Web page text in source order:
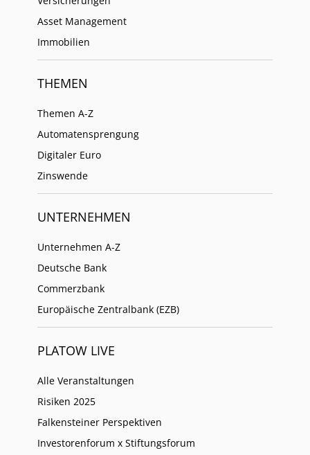
Asset Management
Immobilien
THEMEN
Themen A-Z
Automatensprengung
Digitaler Euro
Zinswende
UNTERNEHMEN
Unternehmen A-Z
Deutsche Bank
Commerzbank
Europäische Zentralbank (EZB)
PLATOW LIVE
Alle Veranstaltungen
Risiken 2025
Falkensteiner Perspektiven
Investorenforum x Stiftungsforum